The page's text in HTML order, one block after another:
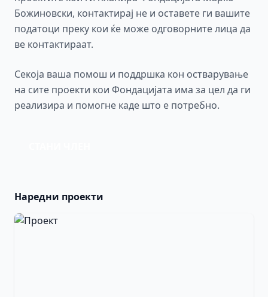
Божиновски, контактирај не и оставете ги вашите
податоци преку кои ќе може одговорните лица да
ве контактираат.
Секоја ваша помош и поддршка кон остварување
на сите проекти кои Фондацијата има за цел да ги
реализира и помогне каде што е потребно.
Наредни проекти